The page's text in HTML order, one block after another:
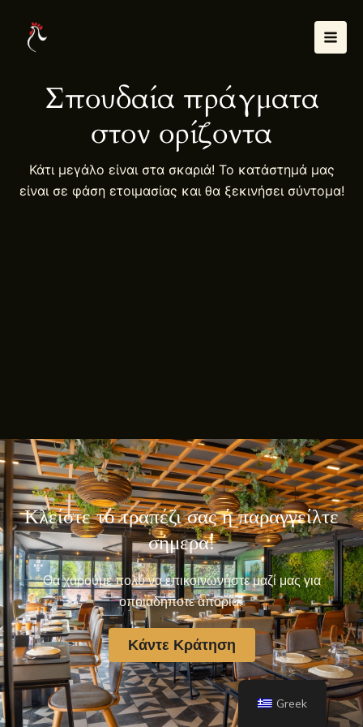
περιεχόμενο
Σπουδαία πράγματα
στον ορίζοντα
Κάτι μεγάλο είναι στα σκαριά! Το κατάστημά μας
είναι σε φάση ετοιμασίας και θα ξεκινήσει σύντομα!
Κλείστε το τραπέζι σας ή παραγγείλτε
σήμερα!
Θα χαρούμε πολύ να επικοινωνήστε μαζί μας για
οποιαδήποτε απορία.
Κάντε Κράτηση
Greek